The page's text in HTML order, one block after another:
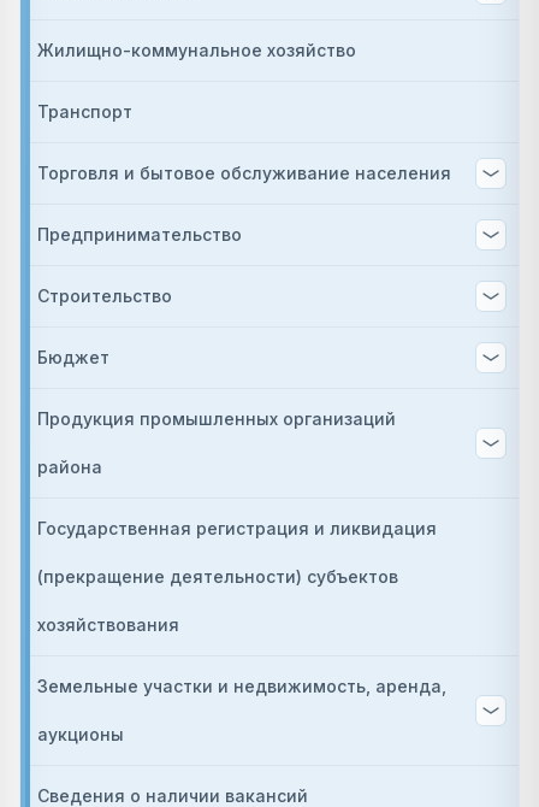
Жилищно-коммунальное хозяйство
Транспорт
Торговля и бытовое обслуживание населения
Предпринимательство
Строительство
Бюджет
Продукция промышленных организаций
района
Государственная регистрация и ликвидация
(прекращение деятельности) субъектов
хозяйствования
Земельные участки и недвижимость, аренда,
аукционы
Сведения о наличии вакансий